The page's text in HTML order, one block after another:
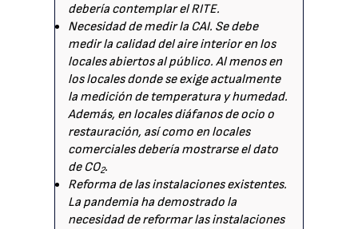
debería contemplar el RITE.
Necesidad de medir la CAI. Se debe
medir la calidad del aire interior en los
locales abiertos al público. Al menos en
los locales donde se exige actualmente
la medición de temperatura y humedad.
Además, en locales diáfanos de ocio o
restauración, así como en locales
comerciales debería mostrarse el dato
de CO2.
Reforma de las instalaciones existentes.
La pandemia ha demostrado la
necesidad de reformar las instalaciones